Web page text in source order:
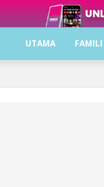
UTAMA FAMILI